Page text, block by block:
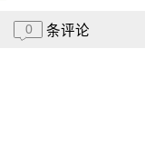
0 条评论